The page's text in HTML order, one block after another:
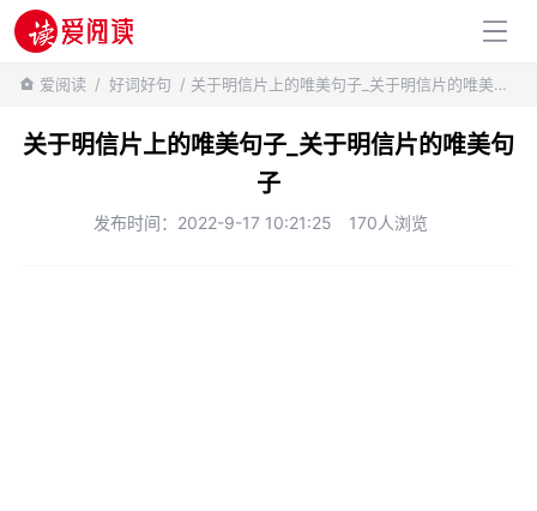
百科知识
爱阅读 / 好词好句 / 关于明信片上的唯美句子_关于明信片的唯美句子
关于明信片上的唯美句子_关于明信片的唯美句
子
发布时间：2022-9-17 10:21:25 170人浏览